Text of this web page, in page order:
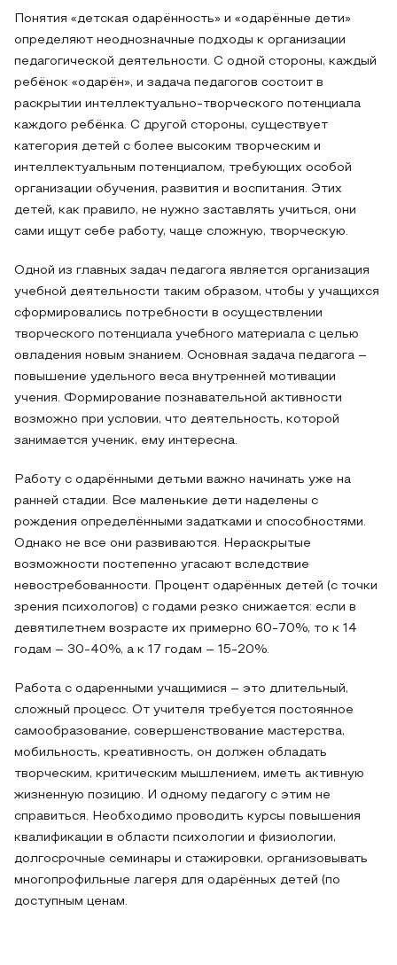
Понятия «детская одарённость» и «одарённые дети»
определяют неоднозначные подходы к организации
педагогической деятельности. С одной стороны, каждый
ребёнок «одарён», и задача педагогов состоит в
раскрытии интеллектуально-творческого потенциала
каждого ребёнка. С другой стороны, существует
категория детей с более высоким творческим и
интеллектуальным потенциалом, требующих особой
организации обучения, развития и воспитания. Этих
детей, как правило, не нужно заставлять учиться, они
сами ищут себе работу, чаще сложную, творческую.
Одной из главных задач педагога является организация
учебной деятельности таким образом, чтобы у учащихся
сформировались потребности в осуществлении
творческого потенциала учебного материала с целью
овладения новым знанием. Основная задача педагога –
повышение удельного веса внутренней мотивации
учения. Формирование познавательной активности
возможно при условии, что деятельность, которой
занимается ученик, ему интересна.
Работу с одарёнными детьми важно начинать уже на
ранней стадии. Все маленькие дети наделены с
рождения определёнными задатками и способностями.
Однако не все они развиваются. Нераскрытые
возможности постепенно угасают вследствие
невостребованности. Процент одарённых детей (с точки
зрения психологов) с годами резко снижается: если в
девятилетнем возрасте их примерно 60-70%, то к 14
годам – 30-40%, а к 17 годам – 15-20%.
Работа с одаренными учащимися – это длительный,
сложный процесс. От учителя требуется постоянное
самообразование, совершенствование мастерства,
мобильность, креативность, он должен обладать
творческим, критическим мышлением, иметь активную
жизненную позицию. И одному педагогу с этим не
справиться. Необходимо проводить курсы повышения
квалификации в области психологии и физиологии,
долгосрочные семинары и стажировки, организовывать
многопрофильные лагеря для одарённых детей (по
доступным ценам.